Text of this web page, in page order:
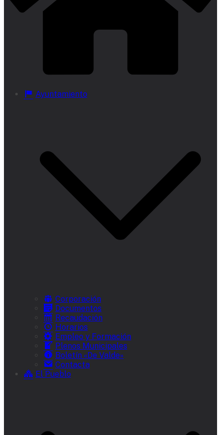
Ayuntamiento
Corporación
Documentos
Recaudación
Horarios
Empleo y Formación
Plenos Municipales
Boletín «De Valde»
Contacta
El Pueblo